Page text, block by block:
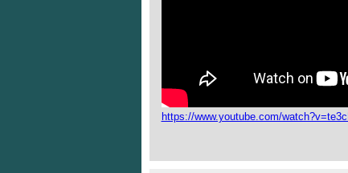
https://www.youtube.com/